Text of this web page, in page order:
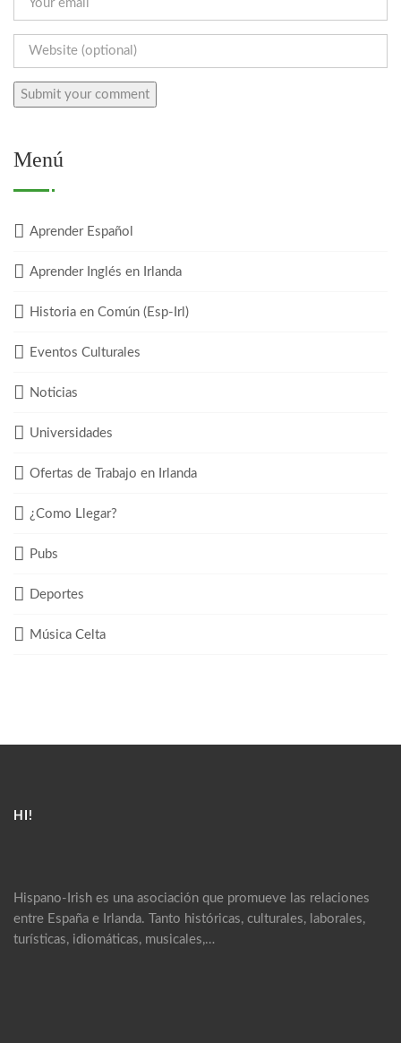
Menú
Aprender Español
Aprender Inglés en Irlanda
Historia en Común (Esp-Irl)
Eventos Culturales
Noticias
Universidades
Ofertas de Trabajo en Irlanda
¿Como Llegar?
Pubs
Deportes
Música Celta
HI!
Hispano-Irish es una asociación que promueve las relaciones
entre España e Irlanda. Tanto históricas, culturales, laborales,
turísticas, idiomáticas, musicales,…